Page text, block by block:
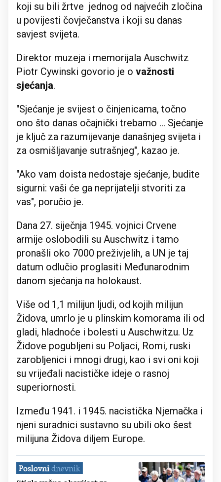
koji su bili žrtve jednog od najvećih zločina
u povijesti čovječanstva i koji su danas
savjest svijeta.
Direktor muzeja i memorijala Auschwitz
Piotr Cywinski govorio je o važnosti
sjećanja.
"Sjećanje je svijest o činjenicama, točno
ono što danas očajnički trebamo ... Sjećanje
je ključ za razumijevanje današnjeg svijeta i
za osmišljavanje sutrašnjeg", kazao je.
"Ako vam doista nedostaje sjećanje, budite
sigurni: vaši će ga neprijatelji stvoriti za
vas", poručio je.
Dana 27. siječnja 1945. vojnici Crvene
armije oslobodili su Auschwitz i tamo
pronašli oko 7000 preživjelih, a UN je taj
datum odlučio proglasiti Međunarodnim
danom sjećanja na holokaust.
Više od 1,1 milijun ljudi, od kojih milijun
Židova, umrlo je u plinskim komorama ili od
gladi, hladnoće i bolesti u Auschwitzu. Uz
Židove pogubljeni su Poljaci, Romi, ruski
zarobljenici i mnogi drugi, kao i svi oni koji
su vrijeđali nacističke ideje o rasnoj
superiornosti.
Između 1941. i 1945. nacistička Njemačka i
njeni suradnici sustavno su ubili oko šest
milijuna Židova diljem Europe.